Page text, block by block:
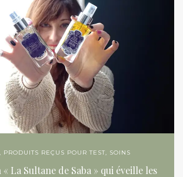
PRODUITS REÇUS POUR TEST SOINS
La Sultane de Saba » qui éveille les